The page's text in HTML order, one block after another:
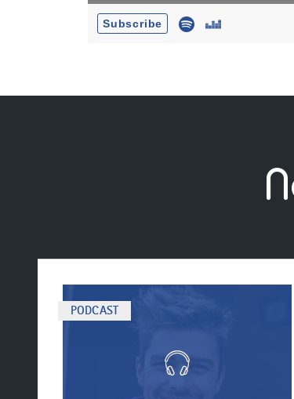
PODCAST